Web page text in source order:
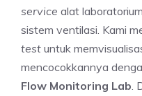
service alat
sistem ventilasi. Kami
test untuk
mencocokkannya
Flow Monitoring Lab